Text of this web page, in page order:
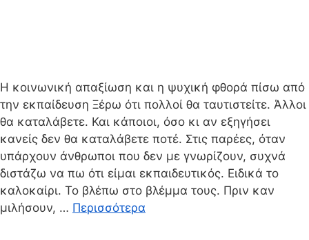
Η κοινωνική απαξίωση και η ψυχική φθορά πίσω από
την εκπαίδευση Ξέρω ότι πολλοί θα ταυτιστείτε. Άλλοι
θα καταλάβετε. Και κάποιοι, όσο κι αν εξηγήσει
κανείς δεν θα καταλάβετε ποτέ. Στις παρέες, όταν
υπάρχουν άνθρωποι που δεν με γνωρίζουν, συχνά
διστάζω να πω ότι είμαι εκπαιδευτικός. Ειδικά το
καλοκαίρι. Το βλέπω στο βλέμμα τους. Πριν καν
μιλήσουν, … Περισσότερα